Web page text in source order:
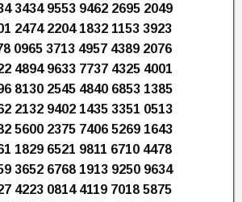
3434 9553 9462 2695 2049
2474 2204 1832 1153 3923
0965 3713 4957 4389 2076
4894 9633 7737 4325 4001
8130 2545 4840 6853 1385
2132 9402 1435 3351 0513
5600 2375 7406 5269 1643
1829 6521 9811 6710 4478
3652 6768 1913 9250 9634
4223 0814 4119 7018 5875